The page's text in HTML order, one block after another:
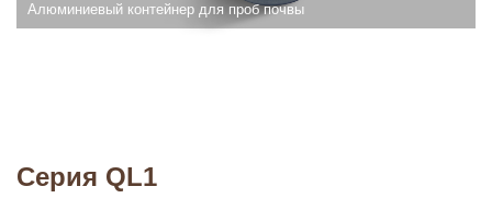
Алюминиевый контейнер для проб почвы
Серия QL1